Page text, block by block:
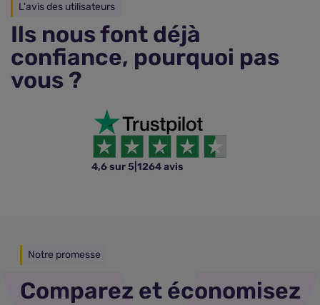
L'avis des utilisateurs
Ils nous font déjà
confiance, pourquoi pas
vous ?
4,6 sur 5 1264 avis
Notre promesse
Comparez et économisez